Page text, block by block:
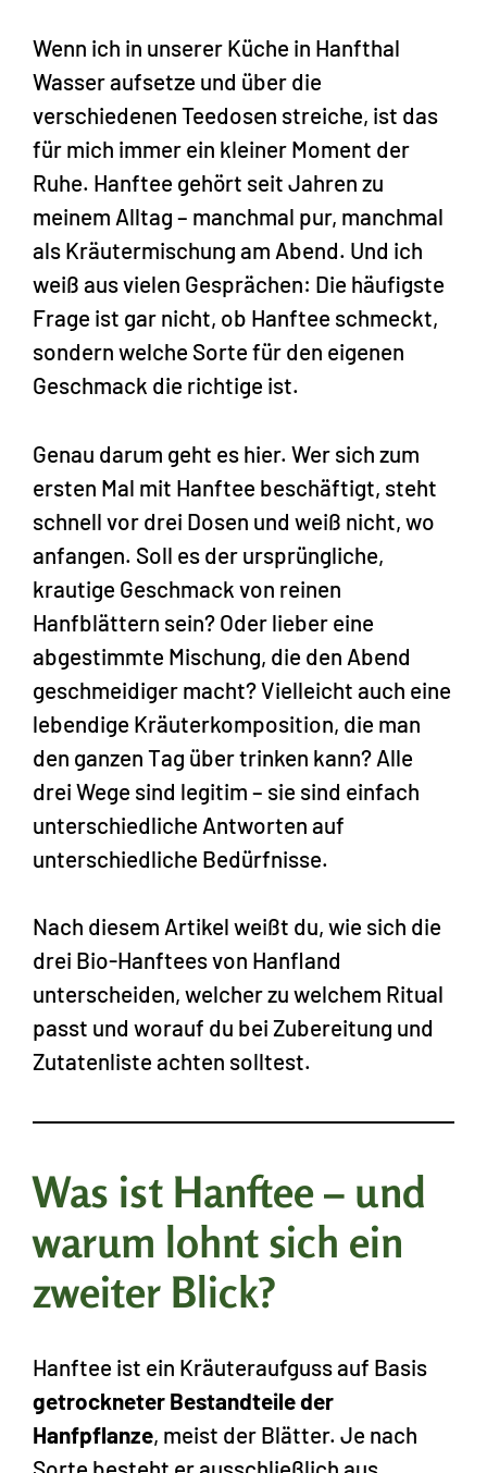
Wenn ich in unserer Küche in Hanfthal
Wasser aufsetze und über die
verschiedenen Teedosen streiche, ist das
für mich immer ein kleiner Moment der
Ruhe. Hanftee gehört seit Jahren zu
meinem Alltag – manchmal pur, manchmal
als Kräutermischung am Abend. Und ich
weiß aus vielen Gesprächen: Die häufigste
Frage ist gar nicht, ob Hanftee schmeckt,
sondern welche Sorte für den eigenen
Geschmack die richtige ist.
Genau darum geht es hier. Wer sich zum
ersten Mal mit Hanftee beschäftigt, steht
schnell vor drei Dosen und weiß nicht, wo
anfangen. Soll es der ursprüngliche,
krautige Geschmack von reinen
Hanfblättern sein? Oder lieber eine
abgestimmte Mischung, die den Abend
geschmeidiger macht? Vielleicht auch eine
lebendige Kräuterkomposition, die man
den ganzen Tag über trinken kann? Alle
drei Wege sind legitim – sie sind einfach
unterschiedliche Antworten auf
unterschiedliche Bedürfnisse.
Nach diesem Artikel weißt du, wie sich die
drei Bio-Hanftees von Hanfland
unterscheiden, welcher zu welchem Ritual
passt und worauf du bei Zubereitung und
Zutatenliste achten solltest.
Was ist Hanftee – und
warum lohnt sich ein
zweiter Blick?
Hanftee ist ein Kräuteraufguss auf Basis
getrockneter Bestandteile der
Hanfpflanze, meist der Blätter. Je nach